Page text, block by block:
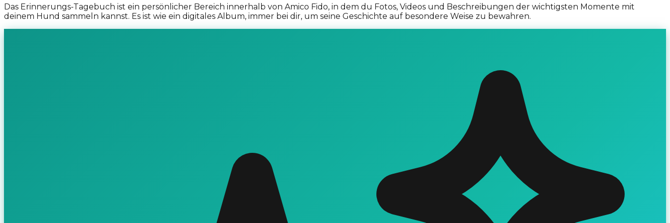
Das Erinnerungs-Tagebuch ist ein persönlicher Bereich innerhalb von Amico Fido, in dem du Fotos, Videos und Beschreibungen der wichtigsten Momente mit
deinem Hund sammeln kannst. Es ist wie ein digitales Album, immer bei dir, um seine Geschichte auf besondere Weise zu bewahren.